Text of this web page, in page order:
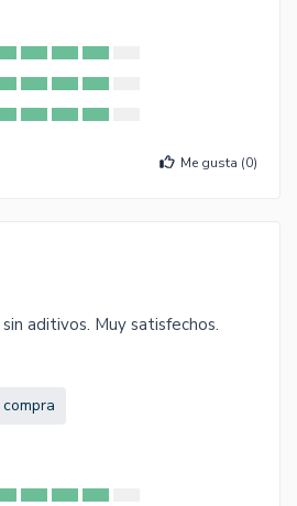
Me gusta (0)
aditivos. Muy satisfechos.